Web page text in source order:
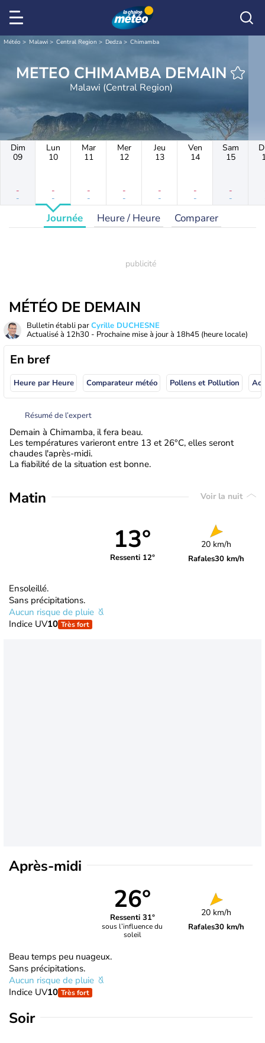
Météo Malawi Central Region Dedza Chimamba
METEO CHIMAMBA DEMAIN
Malawi (Central Region)
Dim
09
-
-
Lun
10
-
-
Mar
11
-
-
Mer
12
-
-
Jeu
13
-
-
Ven
14
-
-
Sam
15
-
-
Journée Heure / Heure Comparer
MÉTÉO DE DEMAIN
Bulletin établi parCyrille DUCHESNE
Actualisé à 12h30 - Prochaine mise à jour à 18h45 (heure locale)
En bref
Heure par Heure Comparateur météo Pollens et Pollution
Résumé de l’expert
Demain à Chimamba, il fera beau.
Les températures varieront entre 13 et 26°C, elles seront
chaudes l'après-midi.
La fiabilité de la situation est bonne.
Matin Voir la nuit
13°
Ressenti 12°
20 km/h
Rafales30 km/h
Ensoleillé.
Sans précipitations.
Aucun risque de pluie
Indice UV10 Très fort
Après-midi
26°
Ressenti 31°
sous l’influence du
soleil
20 km/h
Rafales30 km/h
Beau temps peu nuageux.
Sans précipitations.
Aucun risque de pluie
Indice UV10 Très fort
Soir